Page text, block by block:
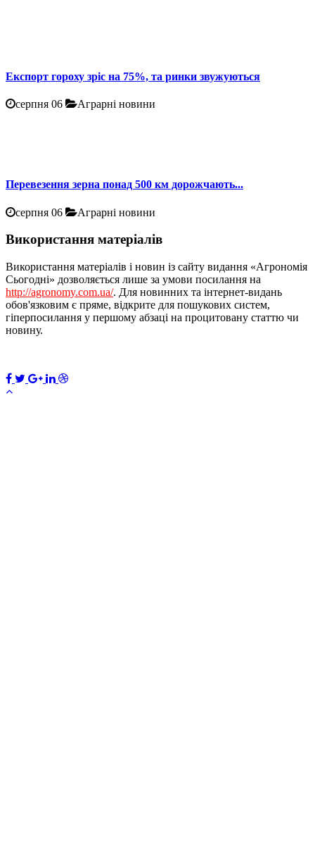
Експорт гороху зріс на 75%, та ринки звужуються
серпня 06 Аграрні новини
Перевезення зерна понад 500 км дорожчають...
серпня 06 Аграрні новини
Використання матеріалів
Використання матеріалів і новин із сайту видання «Агрономія
Сьогодні» дозволяється лише за умови посилання на
http://agronomy.com.ua/. Для новинних та інтернет-видань
обов'язковим є пряме, відкрите для пошукових систем,
гіперпосилання у першому абзаці на процитовану статтю чи
новину.